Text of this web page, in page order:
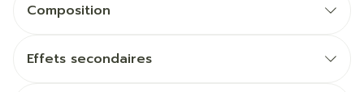
Composition
Effets secondaires